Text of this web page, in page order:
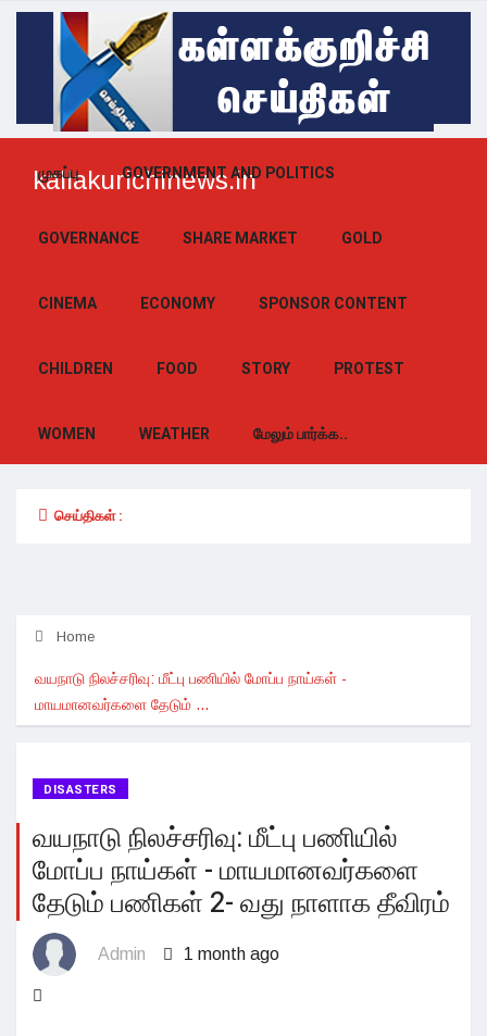
kallakurichinews.in
முகப்பு GOVERNMENT AND POLITICS
GOVERNANCE SHARE MARKET GOLD
CINEMA ECONOMY SPONSOR CONTENT
CHILDREN FOOD STORY PROTEST
WOMEN WEATHER மேலும் பார்க்க..
செய்திகள் :
Home
வயநாடு நிலச்சரிவு: மீட்பு பணியில் மோப்ப நாய்கள் -
மாயமானவர்களை தேடும் ...
DISASTERS
வயநாடு நிலச்சரிவு: மீட்பு பணியில்
மோப்ப நாய்கள் - மாயமானவர்களை
தேடும் பணிகள் 2- வது நாளாக தீவிரம்
Admin 1 month ago